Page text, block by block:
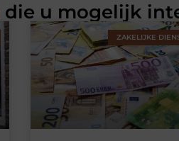
die u mogelijk
ZAKELIJKE